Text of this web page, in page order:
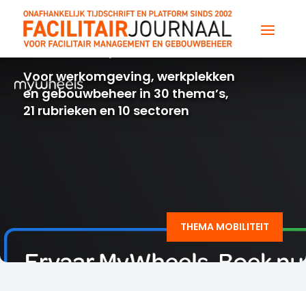
Voor werkomgeving, werkplekken
en gebouwbeheer in 30 thema’s,
21 rubrieken en 10 sectoren
THEMA MOBILITEIT